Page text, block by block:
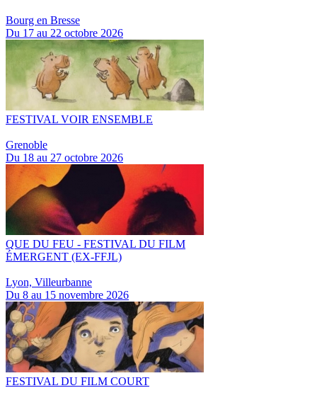
Bourg en Bresse
Du 17 au 22 octobre 2026
FESTIVAL VOIR ENSEMBLE
Grenoble
Du 18 au 27 octobre 2026
QUE DU FEU - FESTIVAL DU FILM
ÉMERGENT (EX-FFJL)
Lyon, Villeurbanne
Du 8 au 15 novembre 2026
FESTIVAL DU FILM COURT